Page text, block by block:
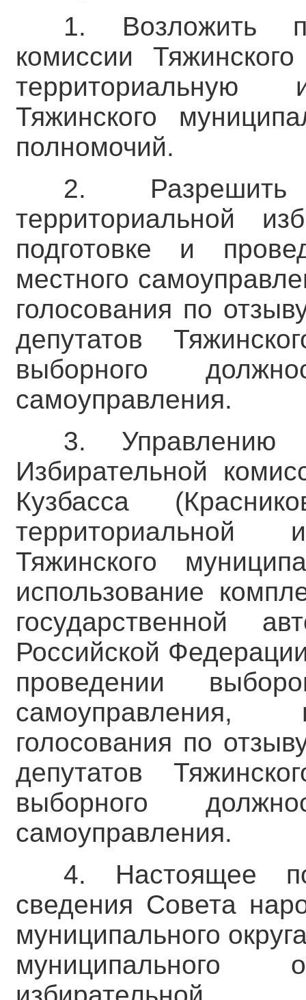
1. Возложить
комиссии
территориальную
Тяжинского
полномочий.
2. Разрешить
территориальной
подготовке и
местного
голосования по
депутатов
выборного
самоуправления.
3. Управлению
Избирательной
Кузбасса
территориальной
Тяжинского
использование
государственной
Российской
проведении
самоуправления,
голосования по
депутатов
выборного
самоуправления.
4. Настоящее
сведения Совета
муниципального
муниципального